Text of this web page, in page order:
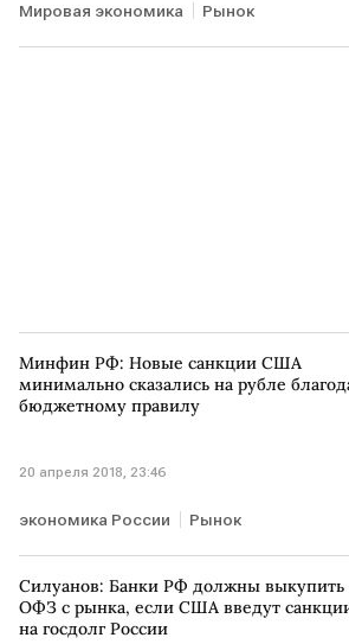
Мировая экономика Рынок
Минфин РФ: Новые санкции США
минимально сказались на рубле
бюджетному правилу
20 апреля 2018, 23:46
экономика России Рынок
Силуанов: Банки РФ должны выкупить
ОФЗ с рынка, если США введут
на госдолг России